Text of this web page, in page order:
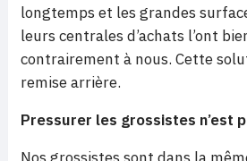
longtemps et les grandes
leurs centrales d’achats l’ont
contrairement à nous. Cette
remise arrière.
Pressurer les grossistes n’est